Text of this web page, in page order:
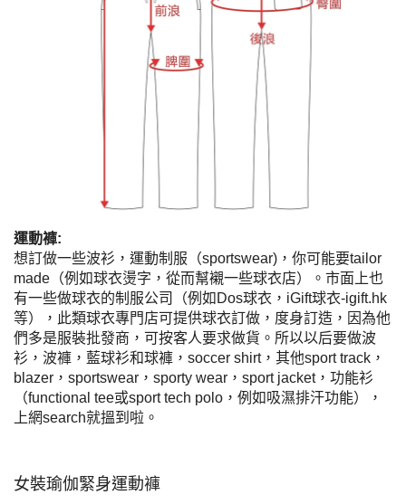
運動褲:
想訂做一些波衫，運動制服（sportswear)，你可能要tailor
made（例如球衣燙字，從而幫襯一些球衣店）。市面上也
有一些做球衣的制服公司（例如Dos球衣，iGift球衣-igift.hk
等），此類球衣專門店可提供球衣訂做，度身訂造，因為他
們多是服裝批發商，可按客人要求做貨。所以以后要做波
衫，波褲，藍球衫和球褲，soccer shirt，其他sport track，
blazer，sportswear，sporty wear，sport jacket，功能衫
（functional tee或sport tech polo，例如吸濕排汗功能），
上網search就搵到啦。
女裝瑜伽緊身運動褲